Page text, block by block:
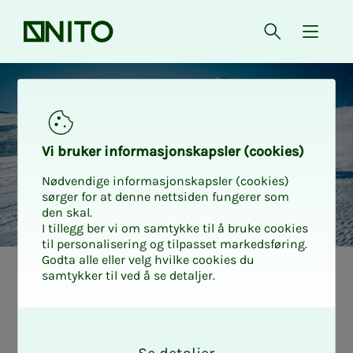
Forsiden Åpne søk
{
Gratis heiskort i SarvesAlta
Vi bru­ker in­for­ma­sjons­kaps­ler (cookies)
Nødvendige informasjonskapsler (cookies)
sørger for at denne nettsiden fungerer som
den skal.
I tillegg ber vi om samtykke til å bruke cookies
til personalisering og tilpasset markedsføring.
Godta alle eller velg hvilke cookies du
samtykker til ved å se detaljer.